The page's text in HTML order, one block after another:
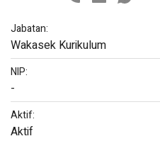
Jabatan:
Wakasek Kurikulum
NIP:
-
Aktif:
Aktif